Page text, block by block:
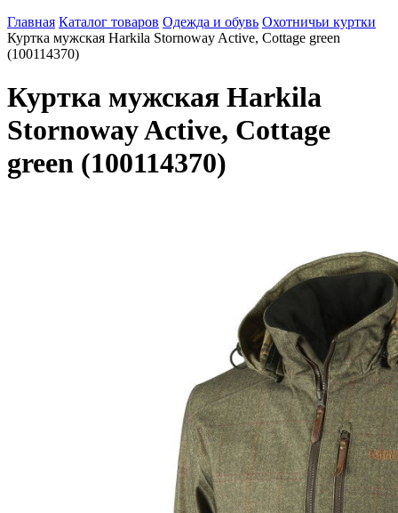
Главная Каталог товаров Одежда и обувь Охотничьи куртки
Куртка мужская Harkila Stornoway Active, Cottage green
(100114370)
Куртка мужская Harkila
Stornoway Active, Cottage
green (100114370)